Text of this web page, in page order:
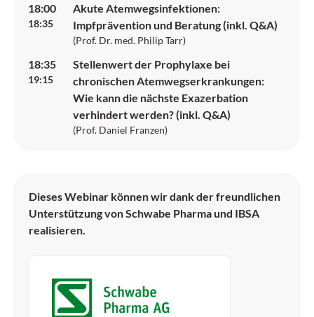
18:00
18:35
Akute Atemwegsinfektionen:
Impfprävention und Beratung (inkl. Q&A)
(Prof. Dr. med. Philip Tarr)
18:35
19:15
Stellenwert der Prophylaxe bei
chronischen Atemwegserkrankungen:
Wie kann die nächste Exazerbation
verhindert werden? (inkl. Q&A)
(Prof. Daniel Franzen)
Dieses Webinar können wir dank der freundlichen
Unterstützung von Schwabe Pharma und IBSA
realisieren.